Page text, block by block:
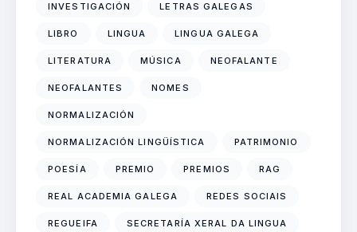
INVESTIGACIÓN LETRAS GALEGAS
LIBRO LINGUA LINGUA GALEGA
LITERATURA MÚSICA NEOFALANTE
NEOFALANTES NOMES
NORMALIZACIÓN
NORMALIZACIÓN LINGÜÍSTICA PATRIMONIO
POESÍA PREMIO PREMIOS RAG
REAL ACADEMIA GALEGA REDES SOCIAIS
REGUEIFA SECRETARÍA XERAL DA LINGUA